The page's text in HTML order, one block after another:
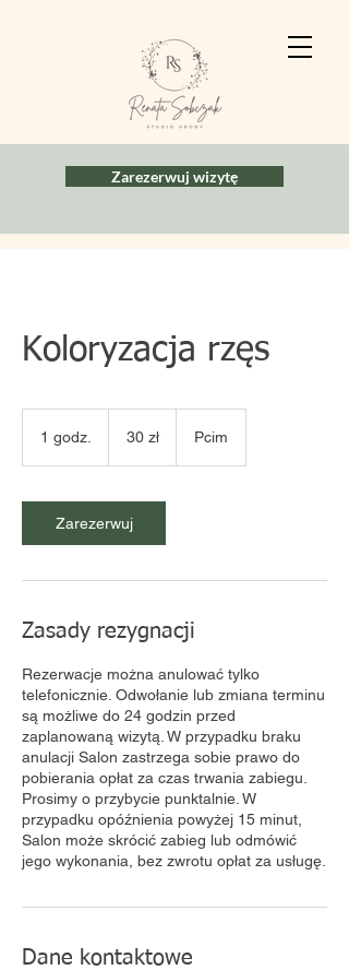
Zarezerwuj wizytę
Koloryzacja rzęs
1 godz.
d
z
30 zł Pcim
Zarezerwuj
Zasady rezygnacji
Rezerwacje można anulować tylko
telefonicznie. Odwołanie lub zmiana terminu
są możliwe do 24 godzin przed
zaplanowaną wizytą. W przypadku braku
anulacji Salon zastrzega sobie prawo do
pobierania opłat za czas trwania zabiegu.​
Prosimy o przybycie punktalnie. W
przypadku opóźnienia powyżej 15 minut,
Salon może skrócić zabieg lub odmówić
jego wykonania, bez zwrotu opłat za usługę.
Dane kontaktowe